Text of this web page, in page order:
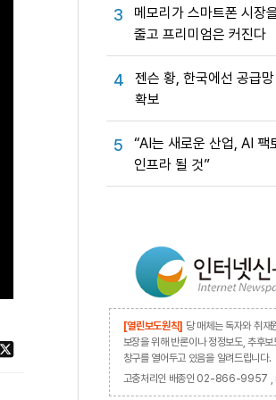
3
메모리가 스마트폰 시장
줄고 프리미엄은 커진다
4
젠슨 황, 한국에선 공급
확보
5
“AI는 새로운 산업, AI 팩
인프라 될 것”
[열린보도원칙] 당 매체는 독자와 취재
보장을 위해 반론이나 정정보도, 추후
창구를 열어두고 있음을 알려드립니다.
고충처리인 배종인 02-866-9957